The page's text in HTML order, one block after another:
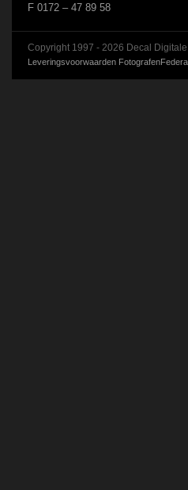
F 0172 – 47 89 58
Copyright 1997 - 2026 Decal
Leveringsvoorwaarden